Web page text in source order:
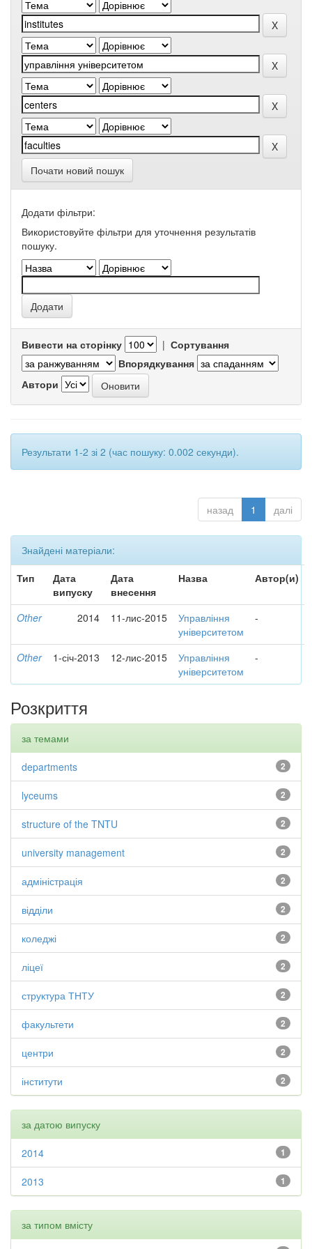
Почати новий пошук
Додати фільтри:
Використовуйте фільтри для уточнення результатів
пошуку.
Вивести на сторінку | Сортування
Впорядкування
Автори
Результати 1-2 зі 2 (час пошуку: 0.002 секунди).
назад 1 далі
Знайдені матеріали:
Тип
Дата
випуску
Дата
внесення
Назва Автор(и)
Other 2014 11-лис-2015
Управління
університетом
-
Other 1-січ-2013 12-лис-2015
Управління
університетом
-
Розкриття
за темами
2
departments
2
lyceums
2
structure of the TNTU
2
university management
2
адміністрація
2
відділи
2
коледжі
2
ліцеї
2
структура ТНТУ
2
факультети
2
центри
2
інститути
за датою випуску
1
2014
1
2013
за типом вмісту